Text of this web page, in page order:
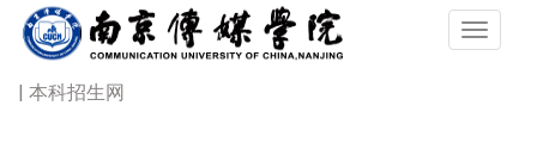
| 本科招生网